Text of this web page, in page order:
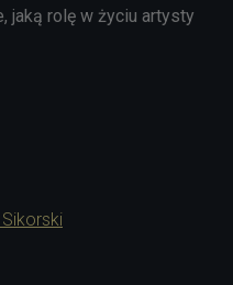
jaką rolę w życiu artysty